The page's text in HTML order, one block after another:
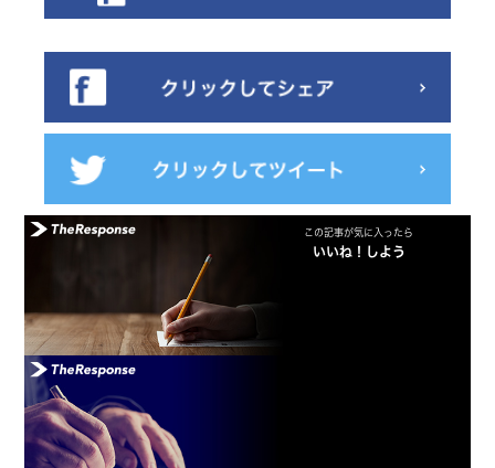
この記事が気に入ったら
いいね！しよう